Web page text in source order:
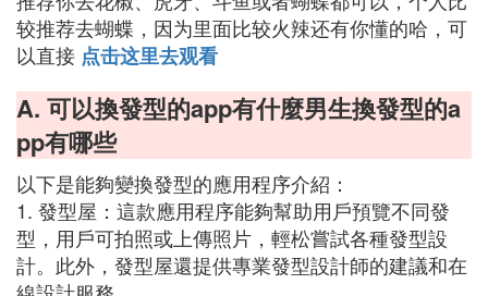
较推荐去蝴蝶，因为里面比较火辣还有你懂的哈，可
以直接 点击这里去观看
A. 可以換發型的app有什麼男生換發型的a
pp有哪些
以下是能夠變換發型的應用程序介紹：
1. 發型屋：這款應用程序能夠幫助用戶預覽不同發
型，用戶可拍照或上傳照片，輕松嘗試各種發型設
計。此外，發型屋還提供專業發型設計師的建議和在